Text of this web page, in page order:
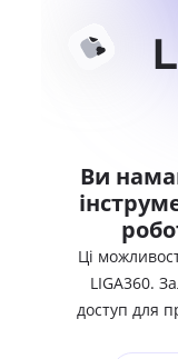
Ви
Ці
LIGA360.
доступ для